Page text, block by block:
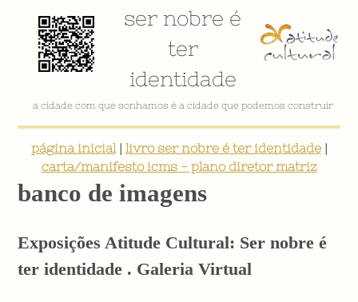
ser nobre é
ter
identidade
VÍDEO INSTITUCIONAL
página inicial| livro ser nobre é ter identidade|
carta/manifesto icms - plano diretor matriz
banco de imagens
Exposições Atitude Cultural: Ser nobre é
ter identidade . Galeria Virtual